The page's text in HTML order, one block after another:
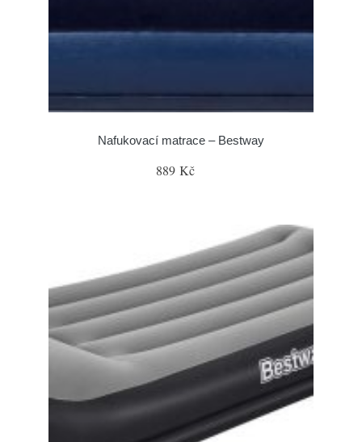
Nafukovací matrace – Bestway
889 Kč